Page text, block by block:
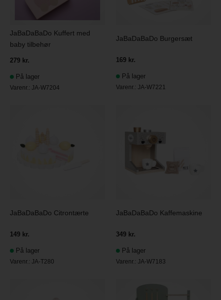
JaBaDaBaDo Kuffert med
baby tilbehør
279 kr.
På lager
Varenr.:JA-W7204
JaBaDaBaDo Burgersæt
169 kr.
På lager
Varenr.:JA-W7221
JaBaDaBaDo Citrontærte
149 kr.
På lager
Varenr.:JA-T280
JaBaDaBaDo Kaffemaskine
349 kr.
På lager
Varenr.:JA-W7183